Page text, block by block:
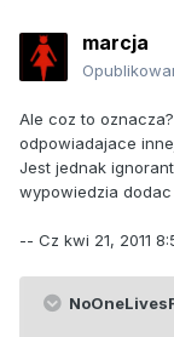
marcja
Ale coz to
odpowiadajace
Jest jednak
wypowiedzia
-- Cz kwi 21, 2011